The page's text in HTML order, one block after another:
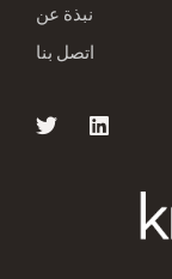
نبذة عن
اتصل بنا